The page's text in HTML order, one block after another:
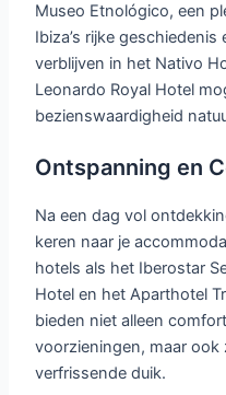
Museo Etnológico, een
Ibiza’s rijke
verblijven in het Nativo
Leonardo Royal Hotel
bezienswaardigheid
Ontspanning en
Na een dag vol
keren naar je
hotels als het Iberostar
Hotel en het Aparthotel
bieden niet alleen
voorzieningen, maar
verfrissende duik.